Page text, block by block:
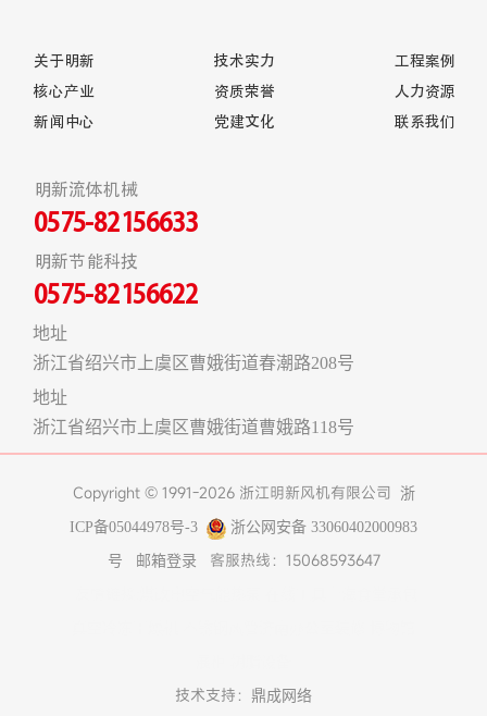
关于明新
核心产业
新闻中心
技术实力
资质荣誉
党建文化
工程案例
人力资源
联系我们
明新流体机械
0575-82156633
明新节能科技
0575-82156622
地址
浙江省绍兴市上虞区曹娥街道春潮路208号
地址
浙江省绍兴市上虞区曹娥街道曹娥路118号
Copyright © 1991-2026 浙江明新风机有限公司 浙
ICP备05044978号-3 浙公网安备 33060402000983
号 邮箱登录
客服热线：15068593647
技术支持： 鼎成网络